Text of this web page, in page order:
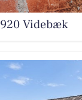
Videbæk